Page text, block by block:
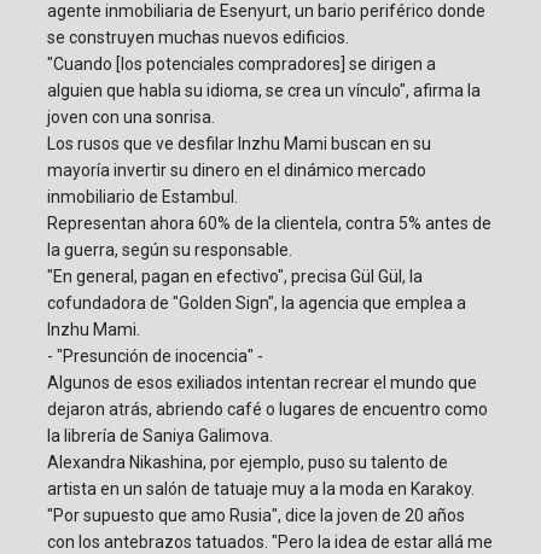
agente inmobiliaria de Esenyurt, un bario periférico donde
se construyen muchas nuevos edificios.
"Cuando [los potenciales compradores] se dirigen a
alguien que habla su idioma, se crea un vínculo", afirma la
joven con una sonrisa.
Los rusos que ve desfilar Inzhu Mami buscan en su
mayoría invertir su dinero en el dinámico mercado
inmobiliario de Estambul.
Representan ahora 60% de la clientela, contra 5% antes de
la guerra, según su responsable.
"En general, pagan en efectivo", precisa Gül Gül, la
cofundadora de "Golden Sign", la agencia que emplea a
Inzhu Mami.
- "Presunción de inocencia" -
Algunos de esos exiliados intentan recrear el mundo que
dejaron atrás, abriendo café o lugares de encuentro como
la librería de Saniya Galimova.
Alexandra Nikashina, por ejemplo, puso su talento de
artista en un salón de tatuaje muy a la moda en Karakoy.
"Por supuesto que amo Rusia", dice la joven de 20 años
con los antebrazos tatuados. "Pero la idea de estar allá me